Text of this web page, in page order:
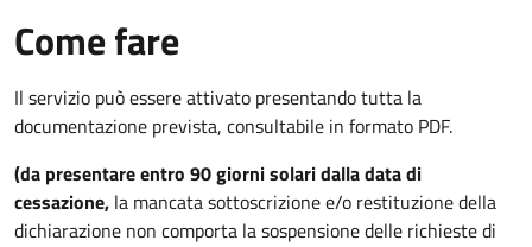
Come fare
Il servizio può essere attivato presentando tutta la
documentazione prevista, consultabile in formato PDF.
(da presentare entro 90 giorni solari dalla data di
cessazione, la mancata sottoscrizione e/o restituzione della
dichiarazione non comporta la sospensione delle richieste di